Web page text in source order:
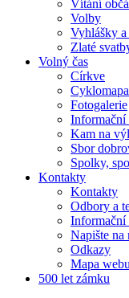
Vítání
Volby
Vyhlášky
Zlaté
Volný čas
Církve
Fotogalerie
Informační
Kam na
Sbor
Spolky,
Kontakty
Kontakty
Odbory a
Informační
Napište na
Odkazy
Mapa webu
500 let zámku